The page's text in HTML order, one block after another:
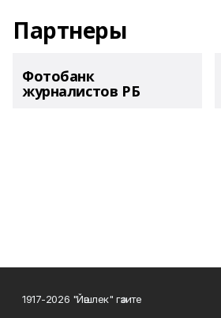
Партнеры
Фотобанк
журналистов РБ
1917-2026 "Йәшлек" гәзите